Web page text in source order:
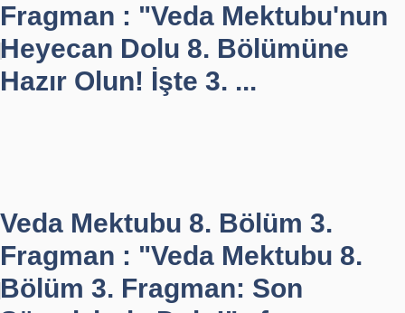
Fragman : "Veda Mektubu'nun
Heyecan Dolu 8. Bölümüne
Hazır Olun! İşte 3. ...
Veda Mektubu 8. Bölüm 3.
Fragman : "Veda Mektubu 8.
Bölüm 3. Fragman: Son